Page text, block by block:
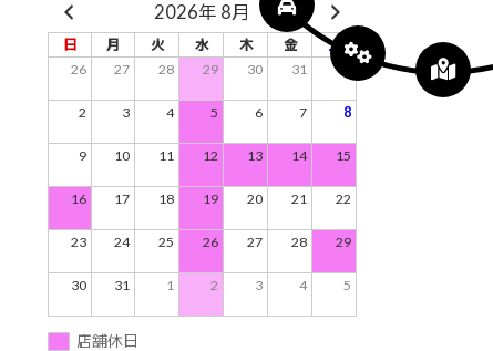
2026年 8月
日 月 火 水 木 金
土
26
27 28 29 30 31
2 3 4 5 6 7 8
9 10 11 12 13 14 15
16 17 18 19 20 21 22
23 24 25 26 27 28 29
30 31 1 2 3 4 5
店舗休日